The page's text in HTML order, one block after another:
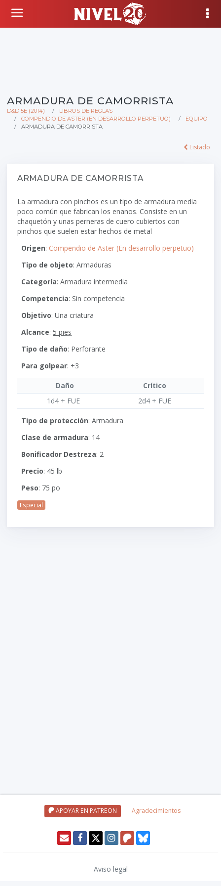
ARMADURA DE CAMORRISTA
D&D 5E (2014)
LIBROS DE REGLAS
COMPENDIO DE ASTER (EN DESARROLLO PERPETUO)
EQUIPO
ARMADURA DE CAMORRISTA
Listado
ARMADURA DE CAMORRISTA
La armadura con pinchos es un tipo de armadura media
poco común que fabrican los enanos. Consiste en un
chaquetón y unas perneras de cuero cubiertos con
pinchos que suelen estar hechos de metal
Origen: Compendio de Aster (En desarrollo perpetuo)
Tipo de objeto: Armaduras
Categoría: Armadura intermedia
Competencia: Sin competencia
Objetivo: Una criatura
Alcance: 5 pies
Tipo de daño: Perforante
Para golpear: +3
Daño
Crítico
1d4 + FUE
2d4 + FUE
Tipo de protección: Armadura
Clase de armadura: 14
Bonificador Destreza: 2
Precio: 45 lb
Peso: 75 po
Especial
APOYAR EN PATREON Agradecimientos
Aviso legal